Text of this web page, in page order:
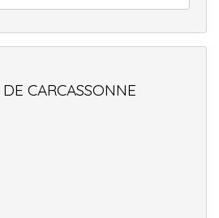
CARCASSONNE